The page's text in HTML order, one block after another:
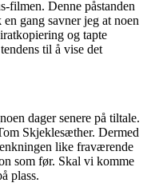
filmen. Denne påstanden
gang savner jeg at noen
og tapte
til å vise det
noen dager senere på tiltale.
Skjeklesæther. Dermed
like fraværende
som før. Skal vi komme
plass.